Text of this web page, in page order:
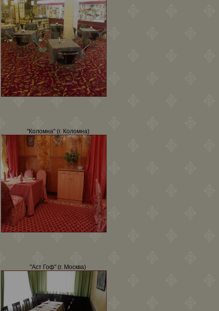
"Коломна" (г. Коломна)
"Аст Гоф" (г. Москва)